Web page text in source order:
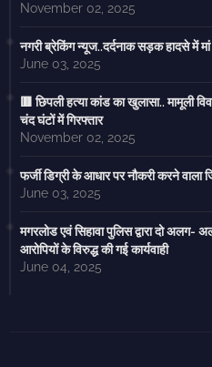
November 02, 2025
नगरी ब्रेकिंग न्यूज..दर्दनाक सड़क हादसे में
June 03, 2025
🟥 छिपली हत्या कांड का खुलासा.. मामूली
चंद घंटों में गिरफ्तार
November 02, 2025
फर्जी डिग्री के आधार पर नौकरी करने वाला
June 03, 2025
मगरलोड एवं सिहावा पुलिस द्वारा दो अलग-
आरोपियों के विरुद्ध की गई कार्यवाही
June 04, 2025